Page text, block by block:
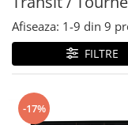
Audi
Mercedes Benz
Ford
Skoda
Afiseaza: 1-9 din 9
FILTRE
-17%